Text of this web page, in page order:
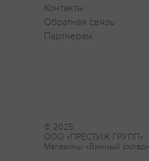
Контакты
Обратная связь
Партнерам
© 2025
ООО «ПРЕСТИЖ ГРУПП»
Магазины «Винный склад»